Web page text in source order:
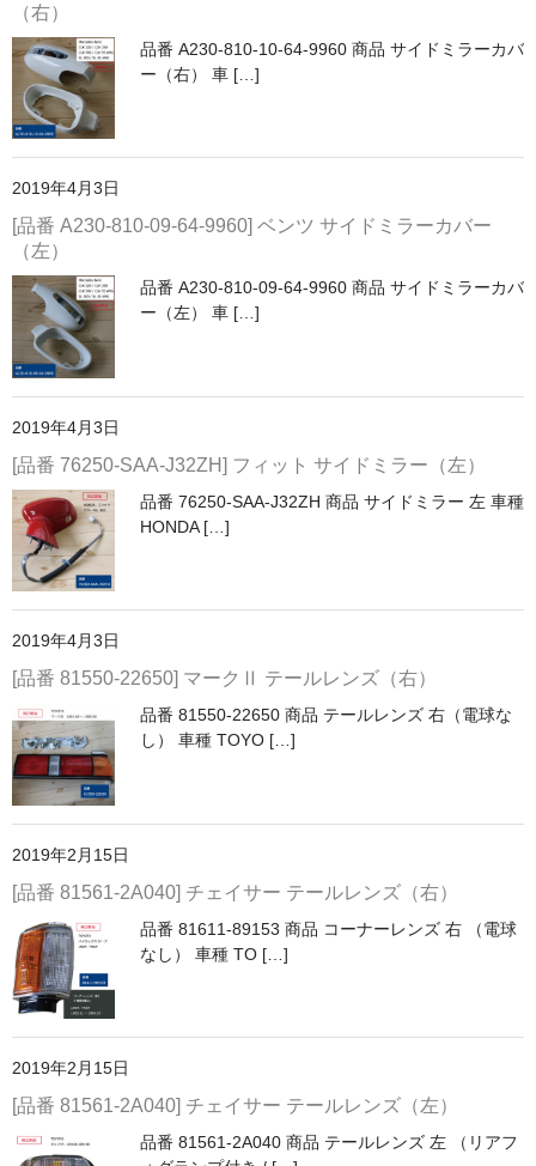
（右）
品番 A230-810-10-64-9960 商品 サイドミラーカバ
ー（右） 車 […]
2019年4月3日
[品番 A230-810-09-64-9960] ベンツ サイドミラーカバー
（左）
品番 A230-810-09-64-9960 商品 サイドミラーカバ
ー（左） 車 […]
2019年4月3日
[品番 76250-SAA-J32ZH] フィット サイドミラー（左）
品番 76250-SAA-J32ZH 商品 サイドミラー 左 車種
HONDA […]
2019年4月3日
[品番 81550-22650] マークⅡ テールレンズ（右）
品番 81550-22650 商品 テールレンズ 右（電球な
し） 車種 TOYO […]
2019年2月15日
[品番 81561-2A040] チェイサー テールレンズ（右）
品番 81611-89153 商品 コーナーレンズ 右 （電球
なし） 車種 TO […]
2019年2月15日
[品番 81561-2A040] チェイサー テールレンズ（左）
品番 81561-2A040 商品 テールレンズ 左 （リアフ